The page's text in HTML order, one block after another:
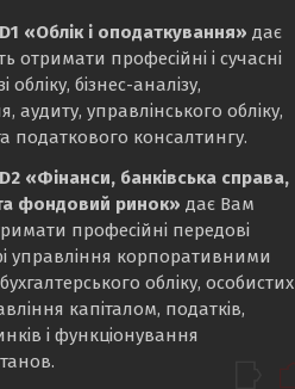
D1 «Облік і оподаткування» дає
отримати професійні і сучасні
обліку, бізнес-аналізу,
аудиту, управлінського обліку,
податкового консалтингу.
D2 «Фінанси, банківська справа,
фондовий ринок» дає Вам
професійні передові
управління корпоративними
обліку, особистих
капіталом, податків,
і функціонування